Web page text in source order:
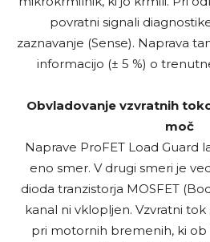
povratni signali
zaznavanje (Sense). Naprava
informacijo (± 5 %) o
Obvladovanje vzvratnih
moč
Naprave ProFET Load Guard
eno smer. V drugi smeri je
dioda tranzistorja MOSFET
kanal ni vklopljen. Vzvratni
pri motornih bremenih, ki